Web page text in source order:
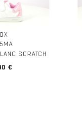
SCRATCH
€